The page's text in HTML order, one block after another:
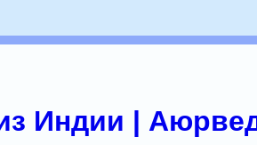
Индии |